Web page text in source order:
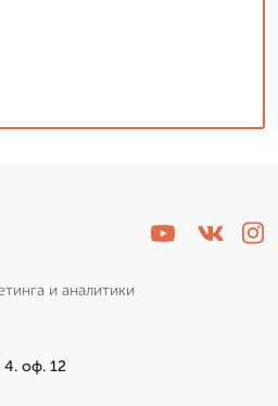
и аналитики
4. оф. 12